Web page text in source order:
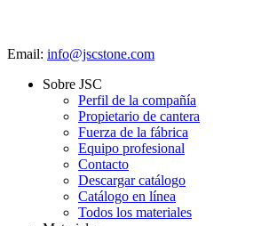
Email: info@jscstone.com
Sobre JSC
Perfil de la compañía
Propietario de cantera
Fuerza de la fábrica
Equipo profesional
Contacto
Descargar catálogo
Catálogo en línea
Todos los materiales